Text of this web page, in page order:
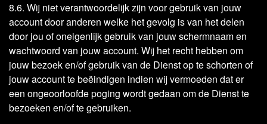
8.6. Wij niet verantwoordelijk zijn voor gebruik van jouw
account door anderen welke het gevolg is van het delen
door jou of oneigenlijk gebruik van jouw schermnaam en
wachtwoord van jouw account. Wij het recht hebben om
jouw bezoek en/of gebruik van de Dienst op te schorten of
jouw account te beëindigen indien wij vermoeden dat er
een ongeoorloofde poging wordt gedaan om de Dienst te
bezoeken en/of te gebruiken.